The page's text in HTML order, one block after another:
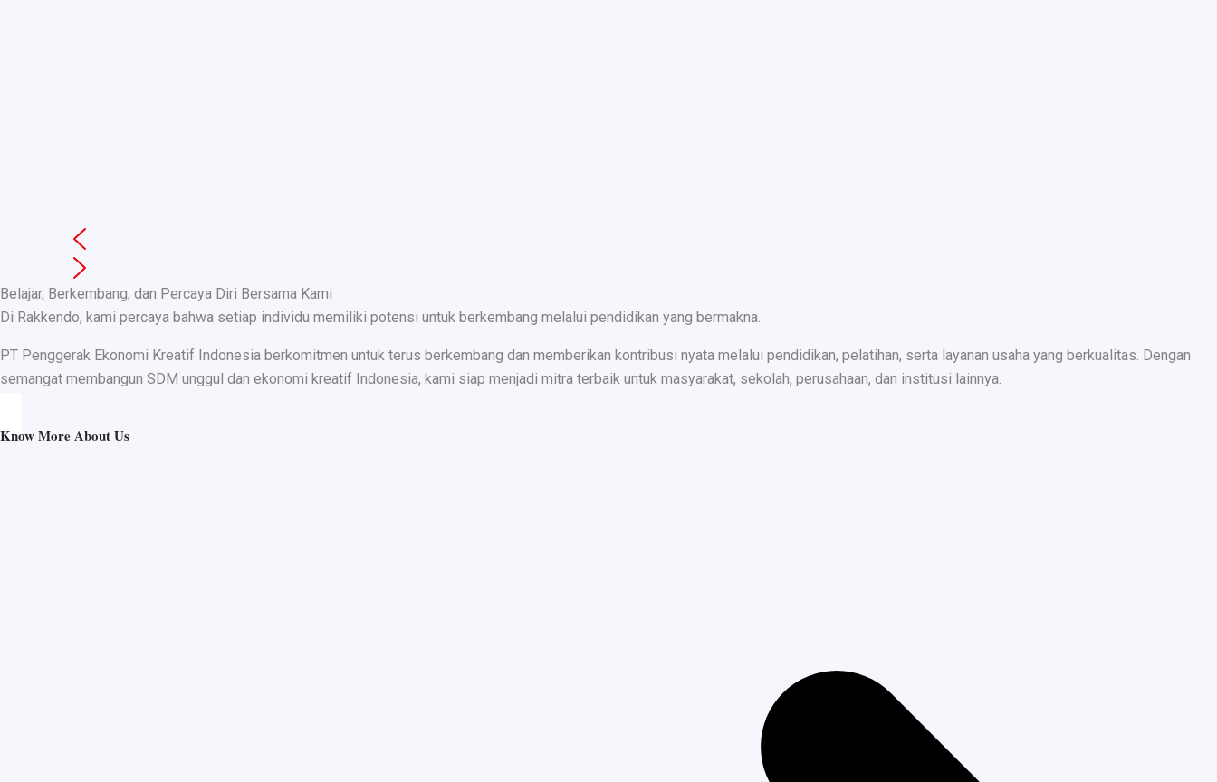
Belajar, Berkembang, dan Percaya Diri Bersama Kami
Di Rakkendo, kami percaya bahwa setiap individu memiliki potensi untuk berkembang melalui pendidikan yang bermakna.
PT Penggerak Ekonomi Kreatif Indonesia berkomitmen untuk terus berkembang dan memberikan kontribusi nyata melalui pendidikan, pelatihan, serta layanan usaha yang berkualitas. Dengan
semangat membangun SDM unggul dan ekonomi kreatif Indonesia, kami siap menjadi mitra terbaik untuk masyarakat, sekolah, perusahaan, dan institusi lainnya.
Know More About Us